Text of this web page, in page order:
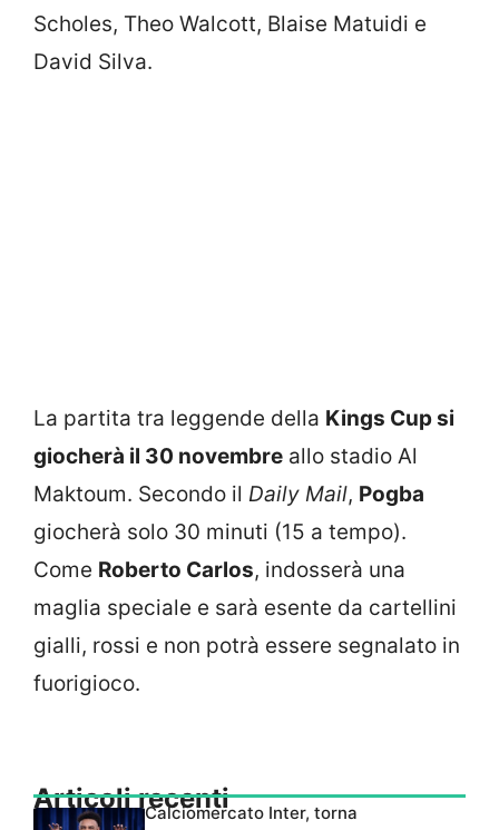
Scholes, Theo Walcott, Blaise Matuidi e
David Silva.
La partita tra leggende della Kings Cup si
giocherà il 30 novembre allo stadio Al
Maktoum. Secondo il Daily Mail, Pogba
giocherà solo 30 minuti (15 a tempo).
Come Roberto Carlos, indosserà una
maglia speciale e sarà esente da cartellini
gialli, rossi e non potrà essere segnalato in
fuorigioco.
Articoli recentiCalciomercato Inter, torna